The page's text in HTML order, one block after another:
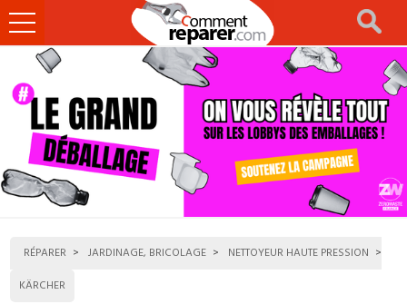
Ouvrir
le
menu
RÉPARER JARDINAGE, BRICOLAGE
NETTOYEUR HAUTE PRESSION
KÄRCHER